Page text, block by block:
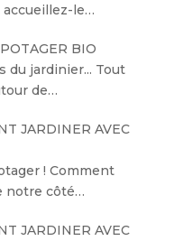
le…
BIO
du jardinier... Tout
de…
JARDINER AVEC
! Comment
notre côté…
JARDINER AVEC